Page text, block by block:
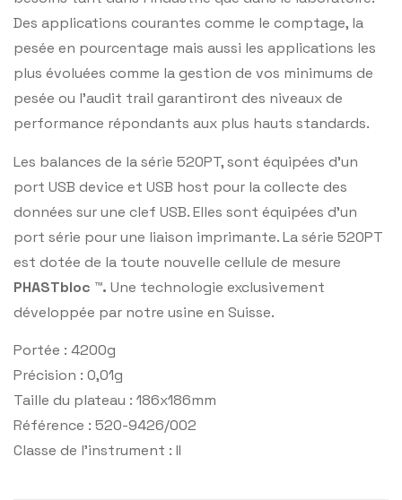
Des applications courantes comme le comptage, la
pesée en pourcentage mais aussi les applications les
plus évoluées comme la gestion de vos minimums de
pesée ou l’audit trail garantiront des niveaux de
performance répondants aux plus hauts standards.
Les balances de la série 520PT, sont équipées d’un
port USB device et USB host pour la collecte des
données sur une clef USB. Elles sont équipées d’un
port série pour une liaison imprimante. La série 520PT
est dotée de la toute nouvelle cellule de mesure
PHASTbloc ™. Une technologie exclusivement
développée par notre usine en Suisse.
Portée : 4200g
Précision : 0,01g
Taille du plateau : 186x186mm
Référence : 520-9426/002
Classe de l’instrument : II